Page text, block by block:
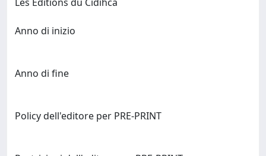
Anno di inizio
Anno di fine
Policy dell'editore per PRE-PRINT